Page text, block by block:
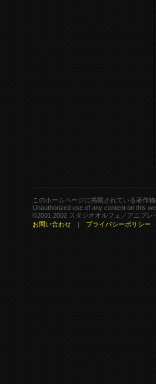
このホームページに掲載されている著作
Unauthorized use of any content on this
©2001,2002 スタジオオルフェ／アニプ
お問い合わせ | プライバシーポリシー